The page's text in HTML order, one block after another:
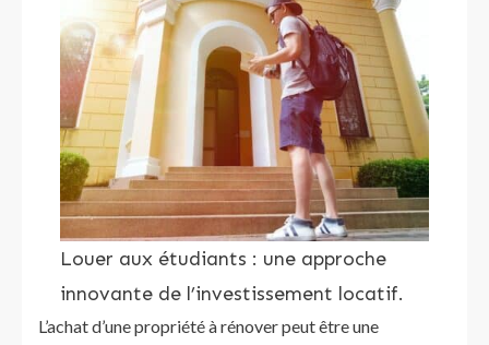
Louer aux étudiants : une approche
innovante de l’investissement locatif.
L’achat d’une propriété à rénover peut être une